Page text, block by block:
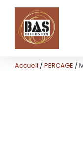
Accueil /PERCAGE /